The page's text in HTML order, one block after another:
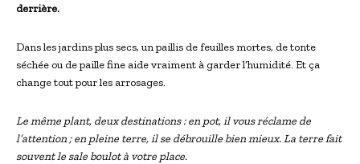
derrière.
Dans les jardins plus secs, un paillis de feuilles mortes, de tonte
séchée ou de paille fine aide vraiment à garder l’humidité. Et ça
change tout pour les arrosages.
Le même plant, deux destinations : en pot, il vous réclame de
l’attention ; en pleine terre, il se débrouille bien mieux. La terre fait
souvent le sale boulot à votre place.